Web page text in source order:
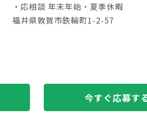
・応相談 年末年始・夏季休暇
福井県敦賀市鉄輪町1-2-57
今すぐ応募す